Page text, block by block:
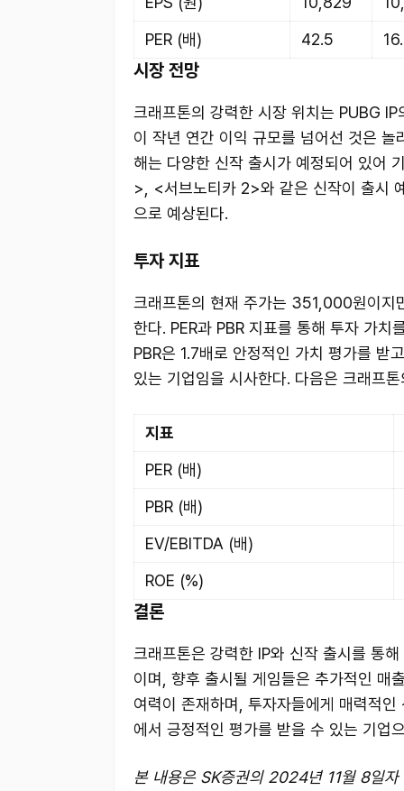
PER (배)
42.5
시장 전망
크래프톤의 강력한 시장 위치는 PUBG
이 작년 연간 이익 규모를 넘어선 것은
해는 다양한 신작 출시가 예정되어 있어
>, <서브노티카 2>와 같은 신작이 출시
으로 예상된다.
투자 지표
크래프톤의 현재 주가는 351,000원이
한다. PER과 PBR 지표를 통해 투자 가치
PBR은 1.7배로 안정적인 가치 평가를 받
있는 기업임을 시사한다. 다음은 크래프
지표
PER (배)
PBR (배)
EV/EBITDA (배)
ROE (%)
결론
크래프톤은 강력한 IP와 신작 출시를 통
이며, 향후 출시될 게임들은 추가적인 매
여력이 존재하며, 투자자들에게 매력적
에서 긍정적인 평가를 받을 수 있는 기업
본 내용은 SK증권의 2024년 11월 8일